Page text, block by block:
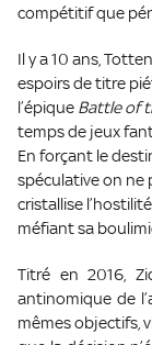
compétitif que
Il y a 10 ans,
espoirs de titre
l’épique Battle of
temps de jeux
En forçant le
spéculative on ne
cristallise
méfiant sa
Titré en 2016,
antinomique de
mêmes objectifs,